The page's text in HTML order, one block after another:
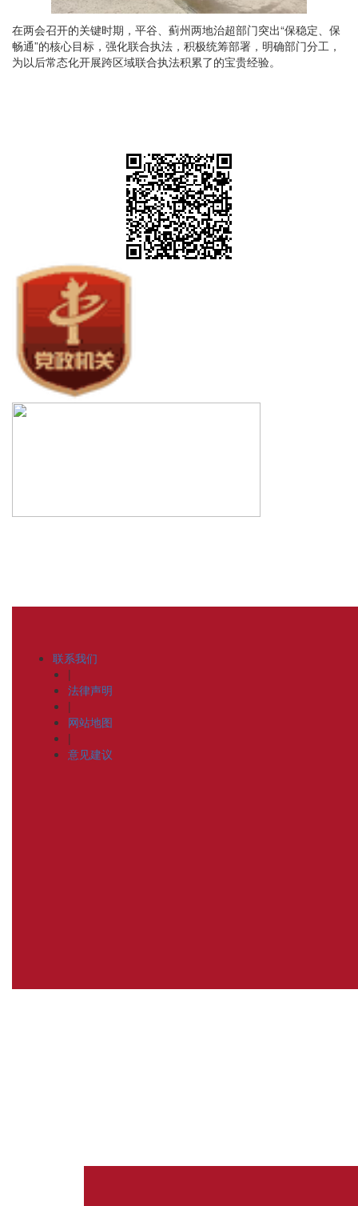
在两会召开的关键时期，平谷、蓟州两地治超部门突出“保稳定、保
畅通”的核心目标，强化联合执法，积极统筹部署，明确部门分工，
为以后常态化开展跨区域联合执法积累了的宝贵经验。
联系我们
|
法律声明
|
网站地图
|
意见建议